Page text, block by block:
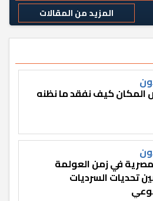
المزيد من المقالات
كيف نفقد ما نظنه
في زمن العولمة
تحديات السرديات